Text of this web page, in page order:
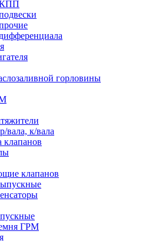
КПП
горловины
вала, к/вала
клапанов
клапанов
ГРМ